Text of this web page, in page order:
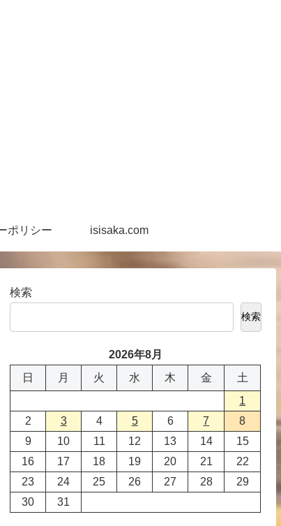
ポリシー isisaka.com
検索
検索
2026年8月
日
月 火 水 木 金
土
1
2
3 4 5 6 7
8
9
10 11 12 13 14
15
16
17 18 19 20 21
22
23
24 25 26 27 28
29
30
31